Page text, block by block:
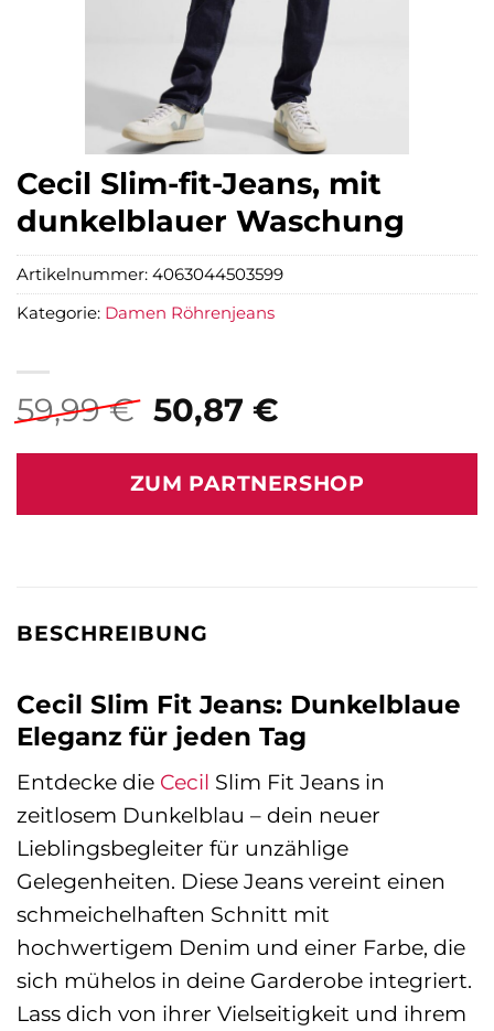
Cecil Slim-fit-Jeans, mit
dunkelblauer Waschung
59,99€ Ursprünglicher
Preis
war:
59,99 €
50,87 €Aktueller
ist:
50,87 €.
ZUM PARTNERSHOP
Artikelnummer: 4063044503599
Kategorie: Damen Röhrenjeans
BESCHREIBUNG
Cecil Slim Fit Jeans: Dunkelblaue
Eleganz für jeden Tag
Entdecke die Cecil Slim Fit Jeans in
zeitlosem Dunkelblau – dein neuer
Lieblingsbegleiter für unzählige
Gelegenheiten. Diese Jeans vereint einen
schmeichelhaften Schnitt mit
hochwertigem Denim und einer Farbe, die
sich mühelos in deine Garderobe integriert.
Lass dich von ihrer Vielseitigkeit und ihrem